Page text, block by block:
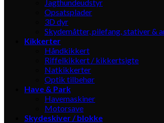
Jagthundeudstyr
Opsatsplader
3D dyr
Skydemåtter, pilefang, stativer &
Kikkerter
Håndkikkert
Riffelkikkert / kikkertsigte
Natkikkerter
Optik tilbehør
Have & Park
Havemaskiner
Motorsave
Skydeskiver / blokke